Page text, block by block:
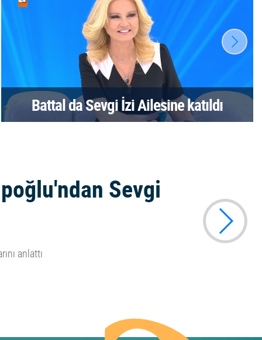
Battal da Sevgi İzi Ailesine katıldı
Sevgi
anlattı